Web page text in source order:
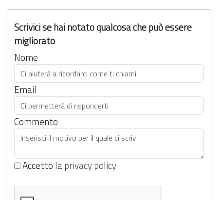
Scrivici se hai notato qualcosa che può essere
migliorato
Nome
Email
Commento
Accetto laprivacy policy